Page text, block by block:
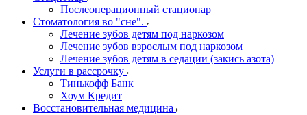
Послеоперационный стационар
Стоматология во "сне".
Лечение зубов детям под наркозом
Лечение зубов взрослым под наркозом
Лечение зубов детям в седации (закись азота)
Услуги в рассрочку
Тинькофф Банк
Хоум Кредит
Восстановительная медицина